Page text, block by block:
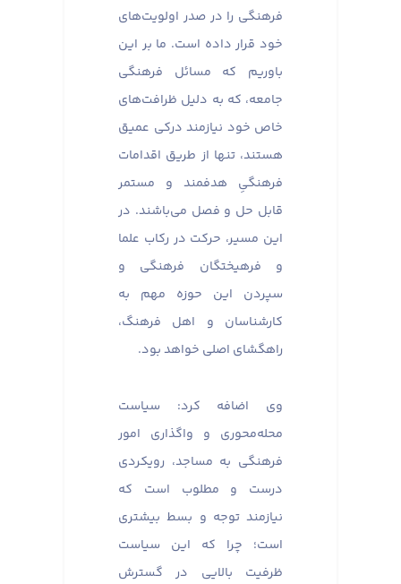
فرهنگی را در صدر اولویت‌های
خود قرار داده است. ما بر این
باوریم که مسائل فرهنگی
جامعه، که به دلیل ظرافت‌های
خاص خود نیازمند درکی عمیق
هستند، تنها از طریق اقدامات
فرهنگیِ هدفمند و مستمر
قابل حل و فصل می‌باشند. در
این مسیر، حرکت در رکاب علما
و فرهیختگان فرهنگی و
سپردن این حوزه مهم به
کارشناسان و اهل فرهنگ،
راهگشای اصلی خواهد بود.
وی اضافه کرد: سیاست
محله‌محوری و واگذاری امور
فرهنگی به مساجد، رویکردی
درست و مطلوب است که
نیازمند توجه و بسط بیشتری
است؛ چرا که این سیاست
ظرفیت بالایی در گسترش